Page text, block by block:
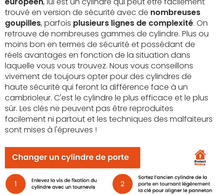
trouvé en version de sécurité avec de nombreuses
goupilles, parfois plusieurs lignes de complexité. On
retrouve de nombreuses gammes de cylindre. Plus ou
moins bon en termes de sécurité et possédant de
réels avantages en fonction de la situation dans
laquelle vous vous trouvez. Nous vous conseillons
vivement de toujours opter pour des cylindres de
haute sécurité qui feront la différence face à un
cambrioleur. C'est le cylindre le plus efficace et le plus
sûr. Les clés ne peuvent pas être reproduites
facilement ni partout et les techniques des malfaiteurs
sont mises à l'épreuves !